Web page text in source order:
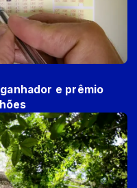
e prêmio